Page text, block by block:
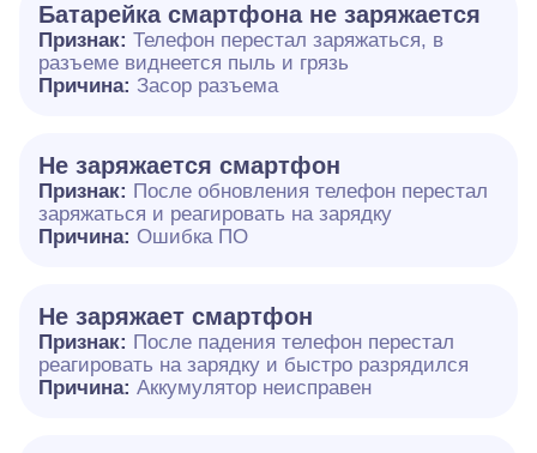
Батарейка смартфона не заряжается
Признак: Телефон перестал заряжаться, в
разъеме виднеется пыль и грязь
Причина: Засор разъема
Не заряжается смартфон
Признак: После обновления телефон перестал
заряжаться и реагировать на зарядку
Причина: Ошибка ПО
Не заряжает смартфон
Признак: После падения телефон перестал
реагировать на зарядку и быстро разрядился
Причина: Аккумулятор неисправен